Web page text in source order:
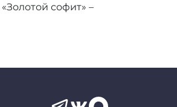
софит» –